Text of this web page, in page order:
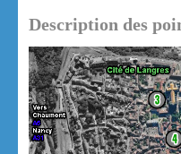
Description des